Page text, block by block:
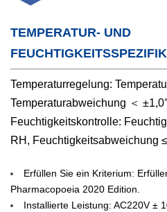
TEMPERATUR- UND
Temperaturregelung:
Temperaturabweichung ＜
Feuchtigkeitskontrolle:
RH, Feuchtigkeitsabweichung
Erfüllen Sie ein Kriterium:
Pharmacopoeia 2020 Edition.
Installierte Leistung: AC220V ±